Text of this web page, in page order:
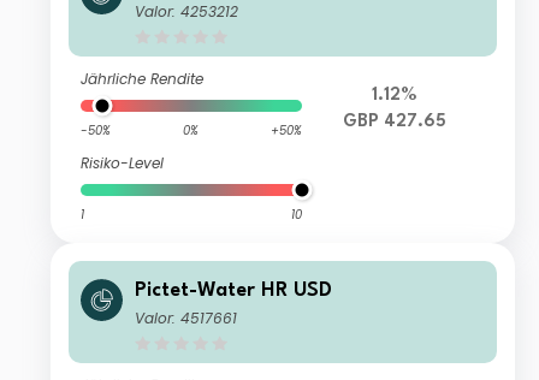
Valor: 4253212
Jährliche Rendite
-50% 0% +50%
Risiko-Level
1 10
1.12%
GBP 427.65
Pictet-Water HR USD
Valor: 4517661